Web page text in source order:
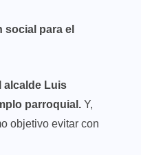
social para el
alcalde Luis
parroquial. Y,
objetivo evitar con